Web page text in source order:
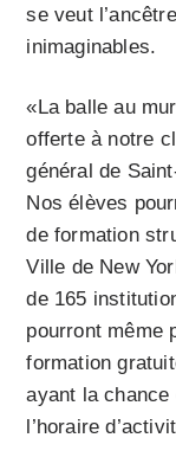
se veut
inimaginables.
«La balle au
offerte à notre
général de
Nos élèves
de formation
Ville de New
de 165
pourront même
formation
ayant la
l’horaire